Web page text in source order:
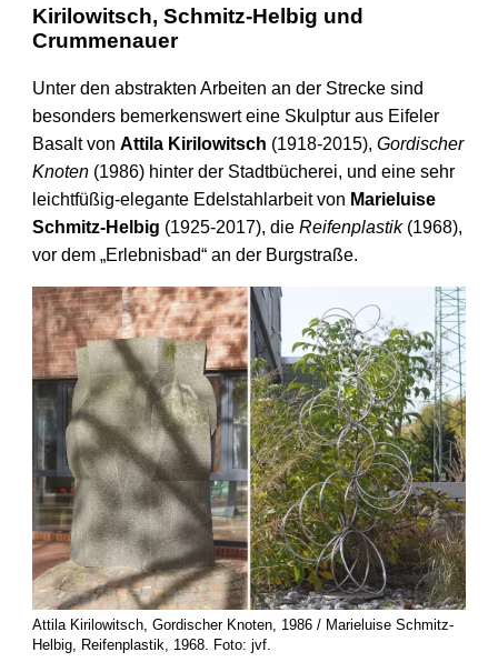
Kirilowitsch, Schmitz-Helbig und
Crummenauer
Unter den abstrakten Arbeiten an der Strecke sind
besonders bemerkens­wert eine Skulptur aus Eifeler
Basalt von Attila Kirilowitsch (1918-2015), Gordischer
Knoten(1986) hinter der Stadt­bücherei, und eine sehr
leichtfüßig-elegante Edelstahlarbeit von Marieluise
Schmitz-Helbig (1925-2017), die Reifenplastik(1968),
vor dem „Erlebnisbad“ an der Burgstraße.
Attila Kirilowitsch, Gordischer Knoten, 1986 / Marieluise Schmitz-
Helbig, Reifenplastik, 1968. Foto: jvf.